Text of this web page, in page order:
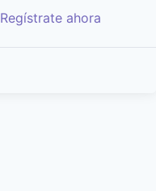
Regístrate ahora